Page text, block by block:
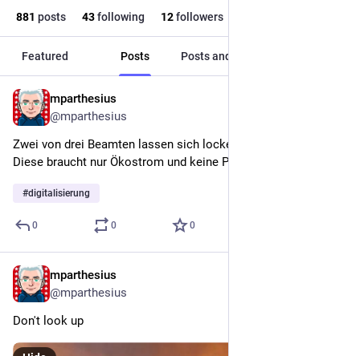
881 posts 43following 12followers
Featured Posts Posts and replies
mparthesius
@mparthesius
Zwei von drei Beamten lassen sich locker durch KI ersetzen.
Diese braucht nur Ökostrom und keine Pension.
#digitalisierung
0 0 0
mparthesius
@mparthesius
Don't look up